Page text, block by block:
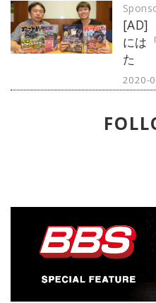
は一
ティ
てい
[AD]
には
た
2020-